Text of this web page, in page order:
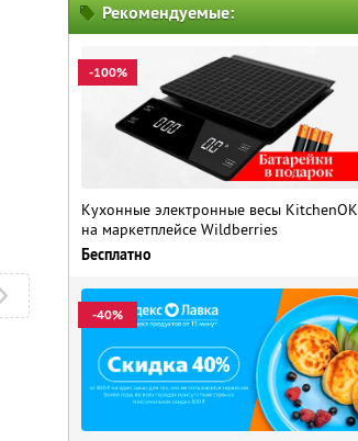
Рекомендуемые:
-100%
Кухонные электронные весы KitchenOK
на маркетплейсе Wildberries
Бесплатно
-40%